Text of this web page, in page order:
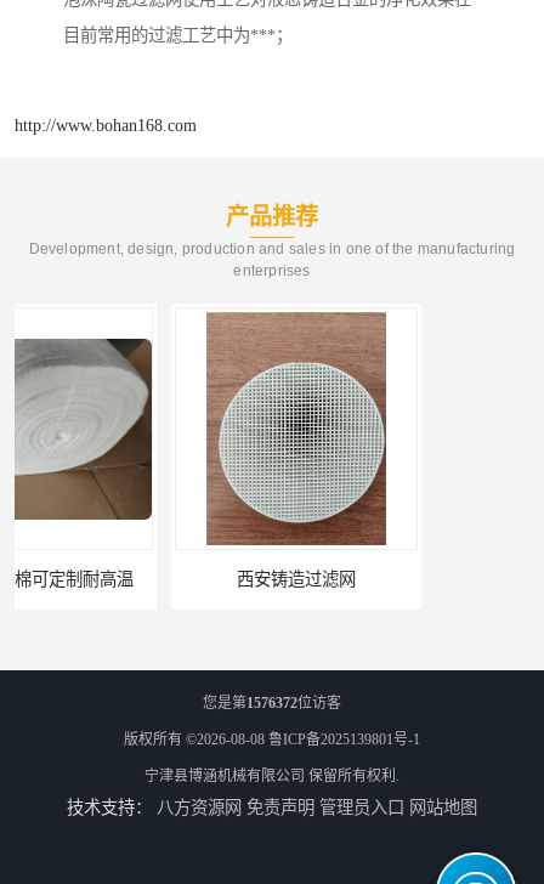
目前常用的过滤工艺中为***；
http://www.bohan168.com
产品推荐
Development, design, production and sales in one of the manufacturing
enterprises
西安铸造过滤网 延安铸造过滤网
您是第1576372位访客
版权所有 ©2026-08-08 鲁ICP备2025139801号-1
宁津县博涵机械有限公司 保留所有权利.
技术支持： 八方资源网 免责声明 管理员入口 网站地图